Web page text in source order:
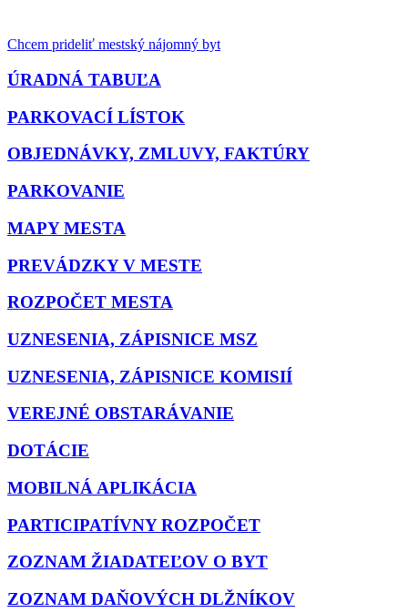
Chcem prideliť mestský nájomný byt
ÚRADNÁ TABUĽA
PARKOVACÍ LÍSTOK
OBJEDNÁVKY, ZMLUVY, FAKTÚRY
PARKOVANIE
MAPY MESTA
PREVÁDZKY V MESTE
ROZPOČET MESTA
UZNESENIA, ZÁPISNICE MSZ
UZNESENIA, ZÁPISNICE KOMISIÍ
VEREJNÉ OBSTARÁVANIE
DOTÁCIE
MOBILNÁ APLIKÁCIA
PARTICIPATÍVNY ROZPOČET
ZOZNAM ŽIADATEĽOV O BYT
ZOZNAM DAŇOVÝCH DLŽNÍKOV